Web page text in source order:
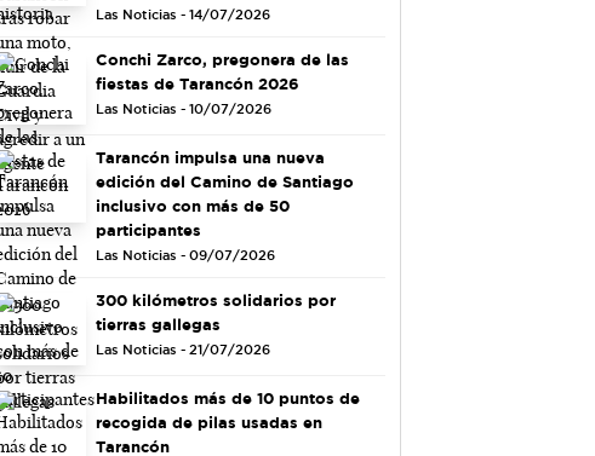
Las Noticias - 14/07/2026
Conchi Zarco, pregonera de las
fiestas de Tarancón 2026
Las Noticias - 10/07/2026
Tarancón impulsa una nueva
edición del Camino de Santiago
inclusivo con más de 50
participantes
Las Noticias - 09/07/2026
300 kilómetros solidarios por
tierras gallegas
Las Noticias - 21/07/2026
Habilitados más de 10 puntos de
recogida de pilas usadas en
Tarancón